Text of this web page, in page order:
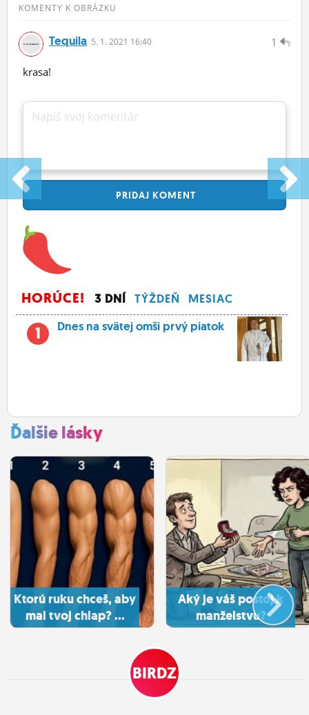
KOMENTY K OBRÁZKU
1
Tequila 5. 1. 2021 16:40
krasa!
Napíš svoj komentár
PRIDAJ KOMENT
HORÚCE! 3 DNÍ TÝŽDEŇ MESIAC
1 Dnes na svätej omši prvý piatok
Ďalšie lásky
Ktorú ruku chceš, aby
mal tvoj chlap? ...
Aký je váš postoj k
manželstvu?
BIRDZ